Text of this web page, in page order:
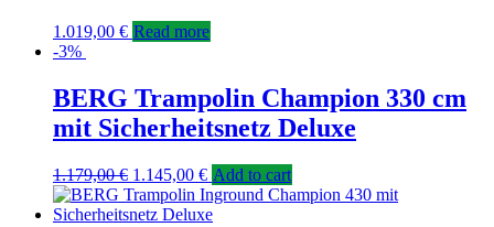
1.019,00 € Read more
-3%
BERG Trampolin Champion 330 cm
mit Sicherheitsnetz Deluxe
1.179,00€ 1.145,00 € Add to cart